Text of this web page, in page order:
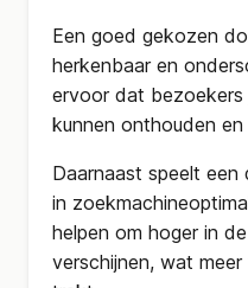
Een goed gekozen
herkenbaar en
ervoor dat bezoekers
kunnen onthouden en
Daarnaast speelt een
in
helpen om hoger in
verschijnen, wat